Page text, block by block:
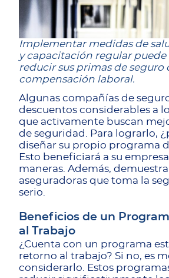
Implementar medidas de
y capacitación regular puede
reducir sus primas de seguro
compensación laboral.
Algunas compañías de
descuentos considerables a
que activamente buscan
de seguridad. Para lograrlo,
diseñar su propio programa
Esto beneficiará a su
maneras. Además, demuestra
aseguradoras que toma la
serio.
Beneficios de un
al Trabajo
¿Cuenta con un programa
retorno al trabajo? Si no, es
considerarlo. Estos